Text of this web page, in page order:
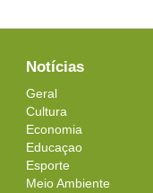
Notícias
Geral
Cultura
Economia
Educaçao
Esporte
Meio Ambiente